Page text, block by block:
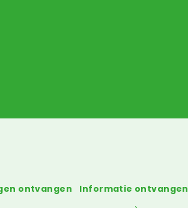
ontvangen Informatie ontvangen